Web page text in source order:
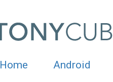
Home Android